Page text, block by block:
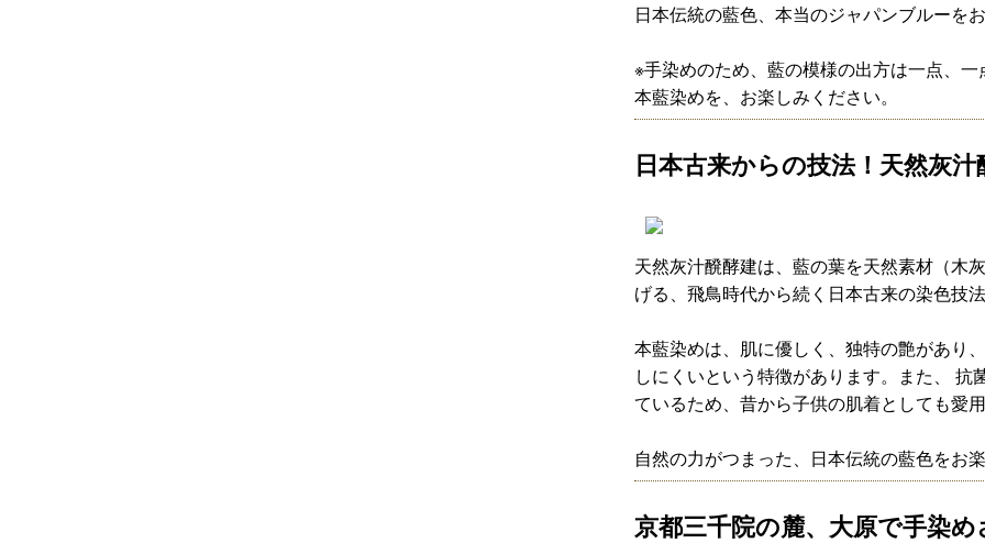
日本伝統の藍色、本当のジャパンブルーを
※手染めのため、藍の模様の出方は一点、
本藍染めを、お楽しみください。
日本古来からの技法！天然灰汁
天然灰汁醗酵建は、藍の葉を天然素材（木
げる、飛鳥時代から続く日本古来の染色技法
本藍染めは、肌に優しく、独特の艶があり
しにくいという特徴があります。また、
ているため、昔から子供の肌着としても愛用
自然の力がつまった、日本伝統の藍色をお楽
京都三千院の麓、大原で手染め